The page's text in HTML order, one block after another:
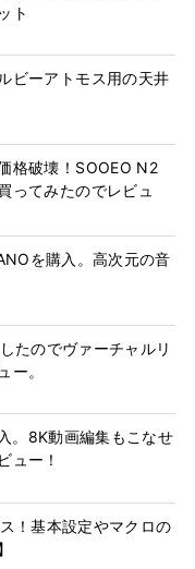
ト
ビーアトモス用の天井
格破壊！SOOEO N2
ってみたのでレビュ
を購入。高次元の音
たのでヴァーチャルリ
ー。
。8K動画編集もこなせ
ュー！
！基本設定やマクロの